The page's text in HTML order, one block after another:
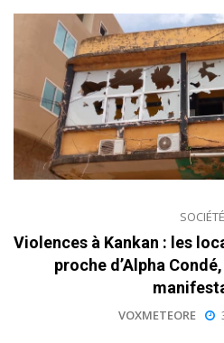
SOCIÉTÉ
Violences à Kankan : les
proche d’Alpha
VOXMETEORE